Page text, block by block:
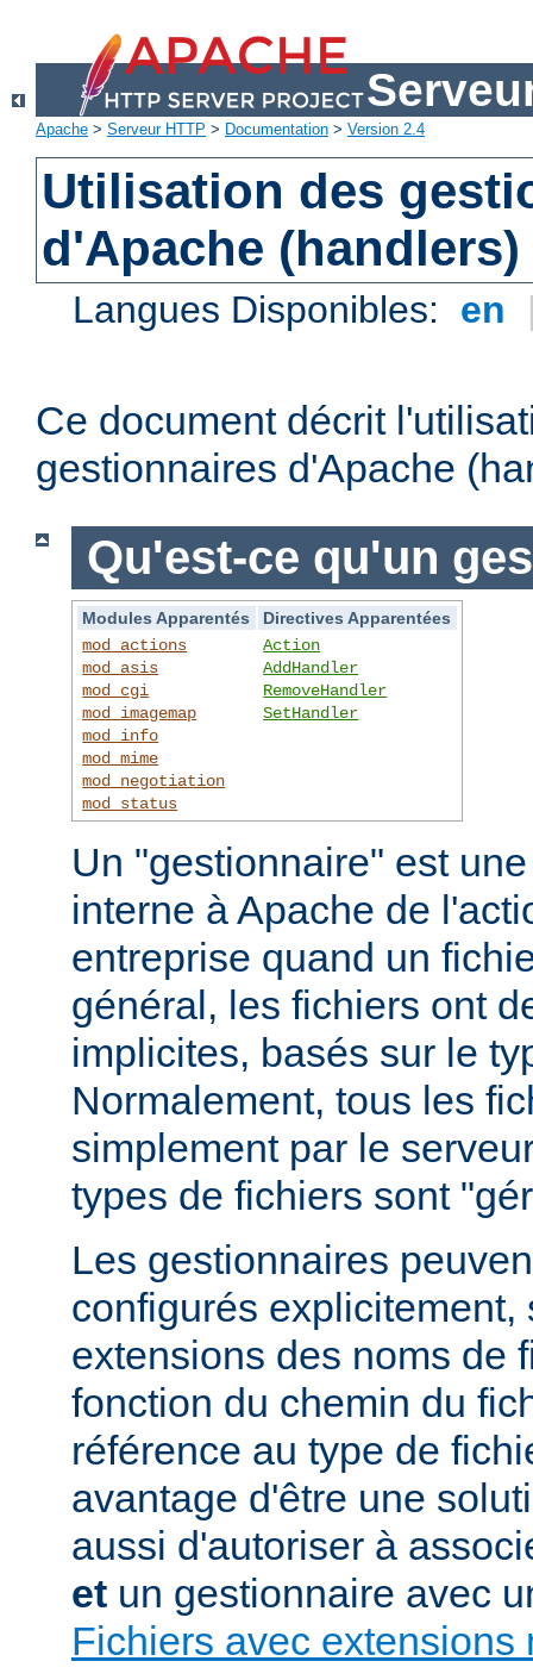
Apache > Serveur HTTP > Documentation > Version 2.4
Utilisation des
d'Apache (handlers)
Langues Disponibles: en
Ce document décrit
gestionnaires d'Apache
Qu'est-ce qu'un
Modules Apparentés
Directives Apparentées
mod_actions
mod_asis
mod_cgi
mod_imagemap
mod_info
mod_mime
mod_negotiation
mod_status
Action
AddHandler
RemoveHandler
SetHandler
Un "gestionnaire" est
interne à Apache de
entreprise quand un
général, les fichiers ont
implicites, basés sur le
Normalement, tous les
simplement par le
types de fichiers sont
Les gestionnaires
configurés explicitement,
extensions des noms de
fonction du chemin du
référence au type de
avantage d'être une
aussi d'autoriser à
et un gestionnaire avec
Fichiers avec extensions